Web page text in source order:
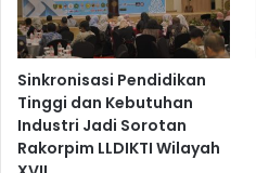
Sinkronisasi Pendidikan
Tinggi dan Kebutuhan
Industri Jadi Sorotan
Rakorpim LLDIKTI Wilayah